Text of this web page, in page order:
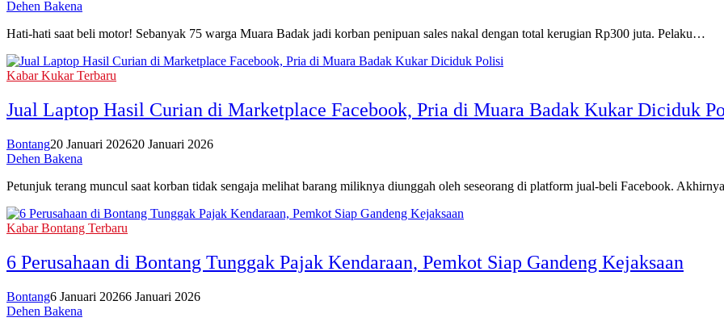
Dehen Bakena
Hati-hati saat beli motor! Sebanyak 75 warga Muara Badak jadi korban penipuan sales nakal dengan total kerugian Rp300 juta. Pelaku…
Kabar Kukar Terbaru
Jual Laptop Hasil Curian di Marketplace Facebook, Pria di Muara Badak Kukar Diciduk
Bontang20 Januari 202620 Januari 2026
Dehen Bakena
Petunjuk terang muncul saat korban tidak sengaja melihat barang miliknya diunggah oleh seseorang di platform jual-beli Facebook.
Kabar Bontang Terbaru
6 Perusahaan di Bontang Tunggak Pajak Kendaraan, Pemkot Siap Gandeng Kejaksaan
Bontang6 Januari 20266 Januari 2026
Dehen Bakena